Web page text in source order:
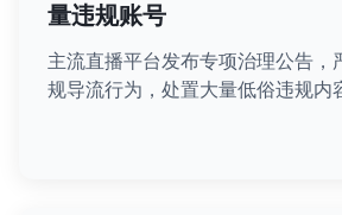
量违规账号
主流直播平台发布专项治理公告，
规导流行为，处置大量低俗违规内